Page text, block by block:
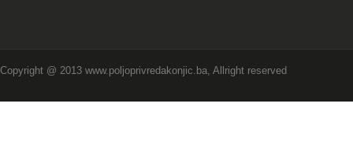
Copyright @ 2013 www.poljoprivredakonjic.ba, Allright reserved